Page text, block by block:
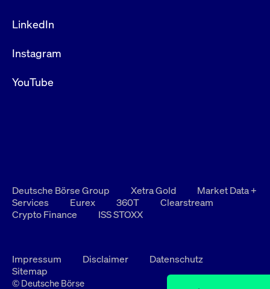
LinkedIn
Instagram
YouTube
Deutsche Börse Group Xetra Gold
Market Data +
Services
Eurex 360T
Clearstream
Crypto Finance
ISS STOXX
Impressum Disclaimer
Datenschutz
Sitemap
© Deutsche Börse